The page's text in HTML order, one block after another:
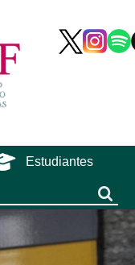
Estudiantes